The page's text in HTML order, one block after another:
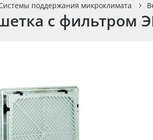
поддержания микроклимата
с фильтром